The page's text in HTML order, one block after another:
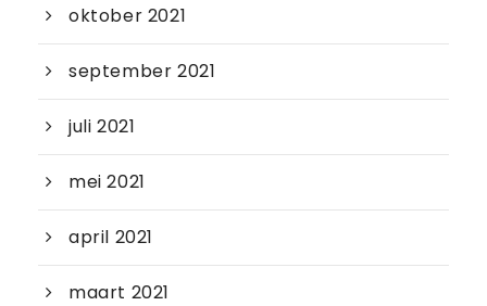
oktober 2021
september 2021
juli 2021
mei 2021
april 2021
maart 2021